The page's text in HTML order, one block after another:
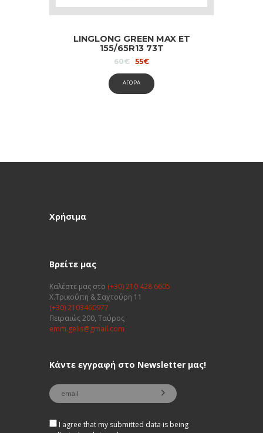
LINGLONG GREEN MAX ET
155/65R13 73T
60€
Original
was:
60€.
55€Current
is:
55€.
ΑΓΟΡΑ
Χρήσιμα
Βρείτε μας
Καλέστε μας στο (+30) 210 428 6605
Χ.Τρικούπη & Σαχτούρη 11
(+30) 2103460977
Πειραιώς 200, Ταύρος
emm.gelis@gmail.com
Κάντε εγγραφή στο Newsletter μας!
I agree that my submitted data is being